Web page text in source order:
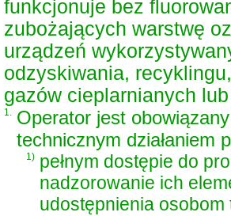
funkcjonuje bez
zubożających warstwę
urządzeń
odzyskiwania,
gazów cieplarnianych
1. Operator jest
technicznym działaniem
1) pełnym dostępie do
nadzorowanie ich
udostępnienia osobom